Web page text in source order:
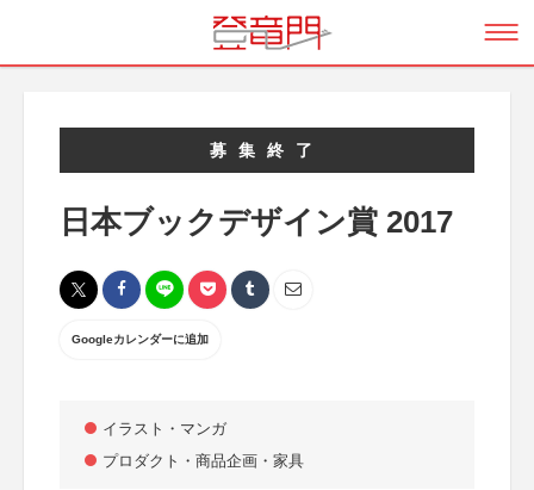
募集終了
日本ブックデザイン賞 2017
Googleカレンダーに追加
イラスト・マンガ
プロダクト・商品企画・家具